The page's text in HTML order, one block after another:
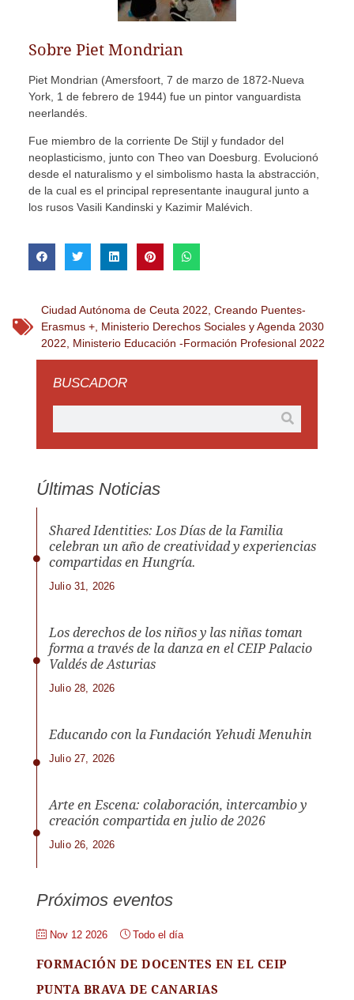
Sobre Piet Mondrian
Piet Mondrian (Amersfoort, 7 de marzo de 1872-Nueva
York, 1 de febrero de 1944) fue un pintor vanguardista
neerlandés.
Fue miembro de la corriente De Stijl y fundador del
neoplasticismo, junto con Theo van Doesburg. Evolucionó
desde el naturalismo y el simbolismo hasta la abstracción,
de la cual es el principal representante inaugural junto a
los rusos Vasili Kandinski y Kazimir Malévich.
Ciudad Autónoma de Ceuta 2022 Creando Puentes-
Erasmus +, Ministerio Derechos Sociales y Agenda 2030
2022
Ministerio Educación -Formación Profesional 2022
BUSCADOR
Últimas Noticias
Shared Identities: Los Días de la Familia
celebran un año de creatividad y experiencias
compartidas en Hungría.
Julio 31, 2026
Los derechos de los niños y las niñas toman
forma a través de la danza en el CEIP Palacio
Valdés de Asturias
Julio 28, 2026
Educando con la Fundación Yehudi Menuhin
Julio 27, 2026
Arte en Escena: colaboración, intercambio y
creación compartida en julio de 2026
Julio 26, 2026
Próximos eventos
Nov 12 2026 Todo el día
FORMACIÓN DE DOCENTES EN EL CEIP
PUNTA BRAVA DE CANARIAS